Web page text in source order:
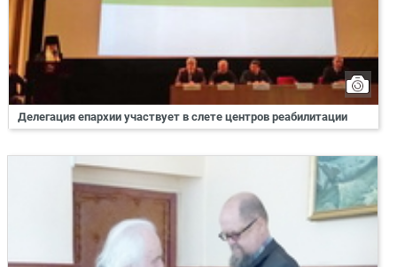
Делегация епархии участвует в слете центров реабилитации